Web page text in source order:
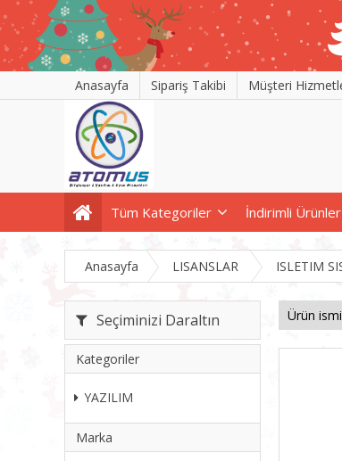
Anasayfa Sipariş Takibi Müşteri
Tüm Kategoriler İndirimli Ürünler
Anasayfa LISANSLAR ISLETIM
Seçiminizi Daraltın
Kategoriler
YAZILIM
Marka